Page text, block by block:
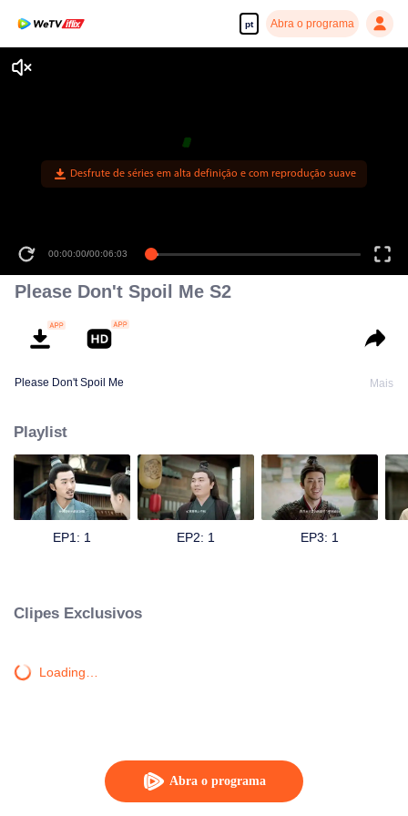
pt Abra o programa
Abra o programa
Desfrute de séries em alta definição e com reprodução suave
00:00:00/00:06:03
Please Don't Spoil Me S2
Please Don't Spoil Me Mais
Playlist
EP1: 1 EP2: 1 EP3: 1
Clipes Exclusivos
Loading…